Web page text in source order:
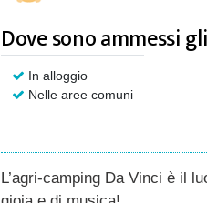
Dove sono ammessi
In alloggio
Nelle aree comuni
L’agri-camping Da Vinci è il